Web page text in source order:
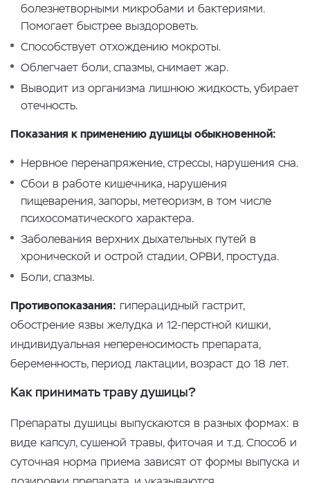
болезнетворными микробами и бактериями.
Помогает быстрее выздороветь.
Способствует отхождению мокроты.
Облегчает боли, спазмы, снимает жар.
Выводит из организма лишнюю жидкость, убирает
отечность.
Показания к применению душицы обыкновенной:
Нервное перенапряжение, стрессы, нарушения сна.
Сбои в работе кишечника, нарушения
пищеварения, запоры, метеоризм, в том числе
психосоматического характера.
Заболевания верхних дыхательных путей в
хронической и острой стадии, ОРВИ, простуда.
Боли, спазмы.
Противопоказания: гиперацидный гастрит,
обострение язвы желудка и 12-перстной кишки,
индивидуальная непереносимость препарата,
беременность, период лактации, возраст до 18 лет.
Как принимать траву душицы?
Препараты душицы выпускаются в разных формах: в
виде капсул, сушеной травы, фиточая и т.д. Способ и
суточная норма приема зависят от формы выпуска и